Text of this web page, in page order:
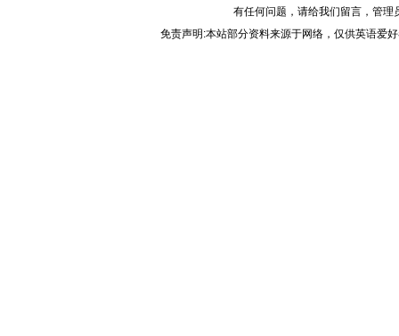
有任何问题，请给我们留言，管理
免责声明:本站部分资料来源于网络，仅供英语爱